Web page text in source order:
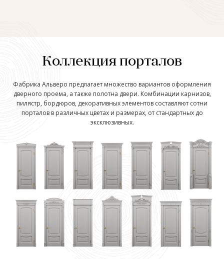
Коллекция порталов
Фабрика Альверо предлагает множество вариантов оформления
дверного проема, а также полотна двери. Комбинации карнизов,
пилястр, бордюров, декоративных элементов составляют сотни
порталов в различных цветах и размерах, от стандартных до
эксклюзивных.